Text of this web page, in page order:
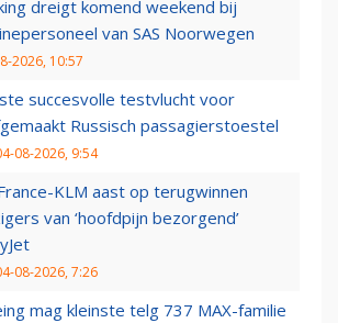
dreigt komend weekend bij
van SAS Noorwegen
2026, 10:57
succesvolle testvlucht voor
Russisch passagierstoestel
08-2026, 9:54
KLM aast op terugwinnen
van ‘hoofdpijn bezorgend’
08-2026, 7:26
mag kleinste telg 737 MAX-familie